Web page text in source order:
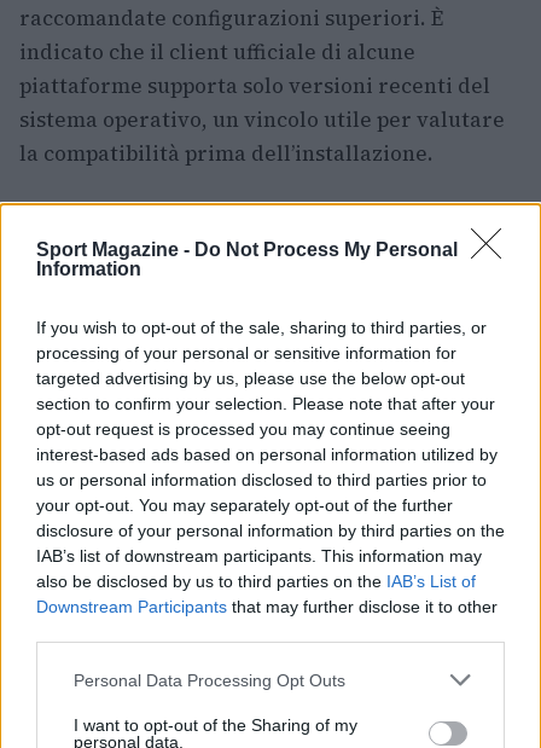
Sport Magazine - Do Not Process My Personal
Information
If you wish to opt-out of the sale, sharing to third parties, or
processing of your personal or sensitive information for
targeted advertising by us, please use the below opt-out
section to confirm your selection. Please note that after your
opt-out request is processed you may continue seeing
interest-based ads based on personal information utilized by
us or personal information disclosed to third parties prior to
your opt-out. You may separately opt-out of the further
disclosure of your personal information by third parties on the
IAB’s list of downstream participants. This information may
also be disclosed by us to third parties on the IAB’s List of
Downstream Participants that may further disclose it to other
Please note that this website/app uses one or more Google
not limited to your visit or usage behaviour. You may click to
Personal Data Processing Opt Outs
I want to opt-out of the Sharing of my
personal data.
raccomandate configurazioni superiori. È
indicato che il client ufficiale di alcune
piattaforme supporta solo versioni recenti del
sistema operativo, un vincolo utile per valutare
la compatibilità prima dell’installazione.
IA per asset grafici e lingua
disponibile
artificiale per generare volti dei giocatori e
loghi interni al gioco, una scelta circoscritta alla
componente grafica che arricchisce la
personalizzazione senza alterare gli algoritmi
decisionali principali. Questa soluzione mira a
velocizzare la creazione di asset visivi e
garantire varietà nell’ecosistema delle squadre
presenti in partita e nella demo.
Il prodotto e la demo risultano al momento
inglese. Per chi vuole testare l’esperienza prima
dell’acquisto, la demo rappresenta il modo più